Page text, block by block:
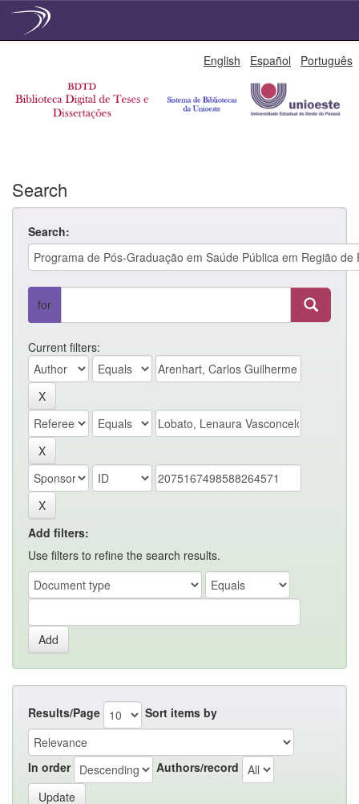
English Español Português
Search
Search:
for
Current filters:
Add filters:
Use filters to refine the search results.
Results/Page Sort items by
In order Authors/record